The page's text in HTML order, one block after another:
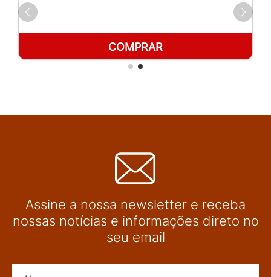
COMPRAR
Assine a nossa newsletter e receba
nossas notícias e informações direto no
seu email